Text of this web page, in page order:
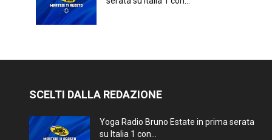
SCELTI DALLA REDAZIONE
Yoga Radio Bruno Estate in prima serata
su Italia 1 con...